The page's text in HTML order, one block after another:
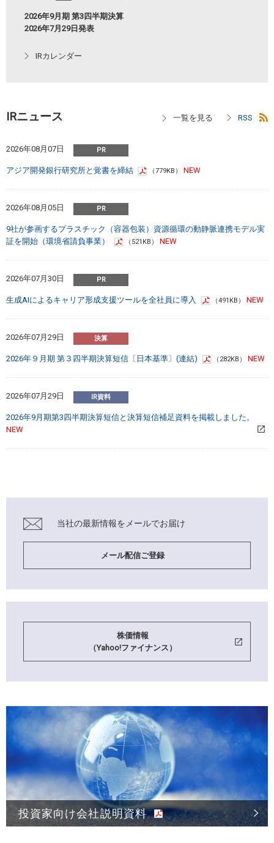
2026年9月期 第3四半期決算
2026年7月29日発表
IRカレンダー
IRニュース
2026年08月07日
アジア開発銀行研究所と覚書を締結 （779KB）
2026年08月05日
9社が参画するプラスチック（容器包装）資源循環の動静脈連携モデル実
証を開始（環境省請負事業）
（521KB）
2026年07月30日
生成AIによるキャリア形成支援ツールを全社員に導入 （491KB）
2026年07月29日
2026年９月期 第３四半期決算短信〔日本基準〕(連結) （282KB）
2026年07月29日
2026年9月期第3四半期決算短信と決算短信補足資料を掲載しました。
メール配信ご登録
当社の最新情報を メールでお届け
株価情報
（Yahoo!ファイナンス）
投資家向け会社説明資料